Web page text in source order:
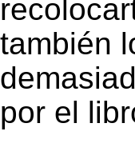
también
por el